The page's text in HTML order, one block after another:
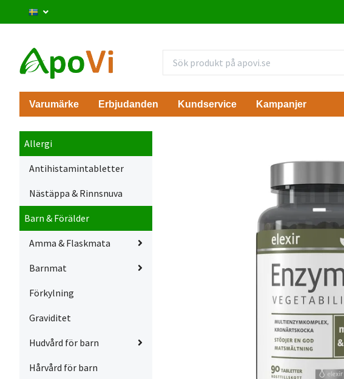
Varumärke Erbjudanden Kundservice Kampanjer
Allergi
Antihistamintabletter
Nästäppa & Rinnsnuva
Barn & Förälder
Amma & Flaskmata
Barnmat
Förkylning
Graviditet
Hudvård för barn
Hårvård för barn